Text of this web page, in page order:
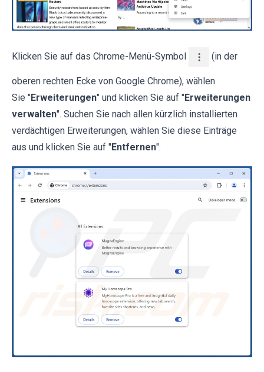
Klicken Sie auf das Chrome-Menü-Symbol (in der
oberen rechten Ecke von Google Chrome), wählen
Sie "Erweiterungen" und klicken Sie auf "Erweiterungen
verwalten". Suchen Sie nach allen kürzlich installierten
verdächtigen Erweiterungen, wählen Sie diese Einträge
aus und klicken Sie auf "Entfernen".